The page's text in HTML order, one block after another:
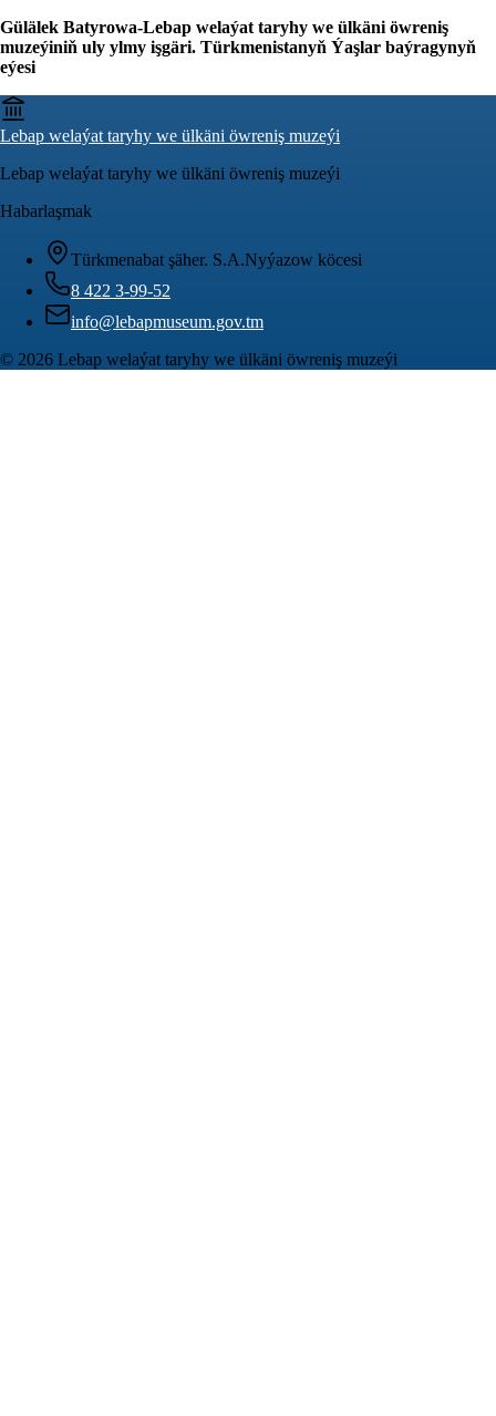
Gülälek Batyrowa-Lebap welaýat taryhy we ülkäni öwreniş
muzeýiniň uly ylmy işgäri. Türkmenistanyň Ýaşlar baýragynyň
eýesi
Lebap welaýat taryhy we ülkäni öwreniş muzeýi
Lebap welaýat taryhy we ülkäni öwreniş muzeýi
Habarlaşmak
Türkmenabat şäher. S.A.Nyýazow köcesi
8 422 3-99-52
info@lebapmuseum.gov.tm
© 2026 Lebap welaýat taryhy we ülkäni öwreniş muzeýi